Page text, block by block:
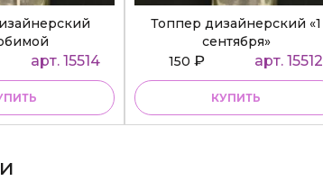
арт. 15514
Топпер дизайнерский «1
сентября»
150 ₽ арт. 15512
КУПИТЬ